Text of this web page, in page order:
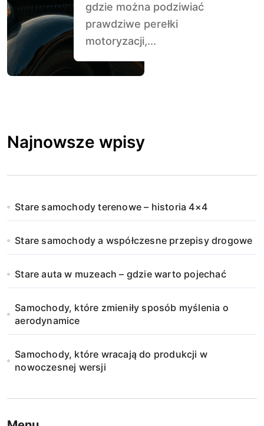
gdzie można podziwiać
prawdziwe perełki
motoryzacji,...
Najnowsze wpisy
Stare samochody terenowe – historia 4×4
Stare samochody a współczesne przepisy drogowe
Stare auta w muzeach – gdzie warto pojechać
Samochody, które zmieniły sposób myślenia o
aerodynamice
Samochody, które wracają do produkcji w
nowoczesnej wersji